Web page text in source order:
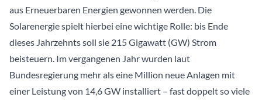
aus Erneuerbaren Energien gewonnen werden. Die
Solarenergie spielt hierbei eine wichtige Rolle: bis Ende
dieses Jahrzehnts soll sie 215 Gigawatt (GW) Strom
beisteuern. Im vergangenen Jahr wurden laut
Bundesregierung mehr als eine Million neue Anlagen mit
einer Leistung von 14,6 GW installiert – fast doppelt so viele